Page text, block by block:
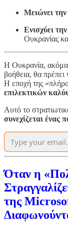
Μειώνει την
Ενισχύει
Ουκρανίας
Η Ουκρανία, ακόμα
βοήθεια, θα
Η εποχή της
επιλεκτικών
Αυτό το
συνεχίζεται ένας
Όταν η
της